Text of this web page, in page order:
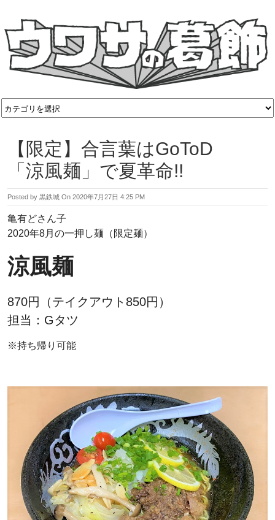
【限定】合言葉はGoToD
「涼風麺」で夏革命!!
Posted by 黒鉄城 On 2020年7月27日 4:25 PM
亀有どさん子
2020年8月の一押し麺（限定麺）
涼風麺
870円（テイクアウト850円）
担当：Gタツ
※持ち帰り可能